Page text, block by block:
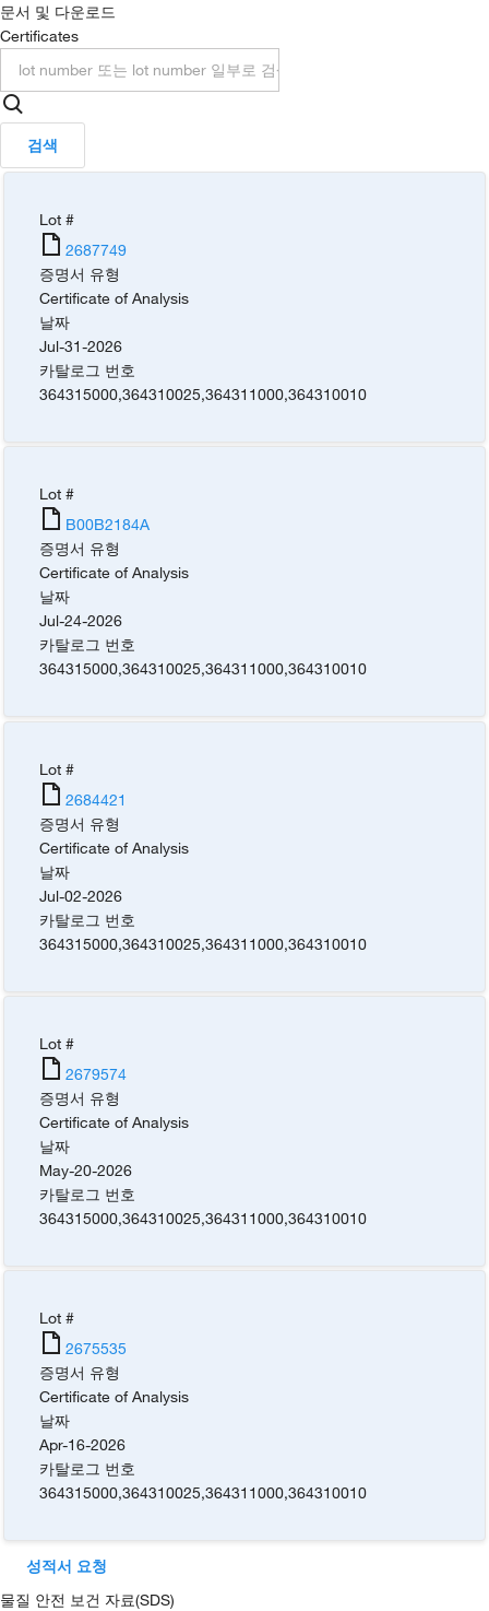
문서 및 다운로드
Certificates
검색
Lot #
2687749
증명서 유형
Certificate of Analysis
날짜
Jul-31-2026
카탈로그 번호
364315000,364310025,364311000,364310010
Lot #
B00B2184A
증명서 유형
Certificate of Analysis
날짜
Jul-24-2026
카탈로그 번호
364315000,364310025,364311000,364310010
Lot #
2684421
증명서 유형
Certificate of Analysis
날짜
Jul-02-2026
카탈로그 번호
364315000,364310025,364311000,364310010
Lot #
2679574
증명서 유형
Certificate of Analysis
날짜
May-20-2026
카탈로그 번호
364315000,364310025,364311000,364310010
Lot #
2675535
증명서 유형
Certificate of Analysis
날짜
Apr-16-2026
카탈로그 번호
364315000,364310025,364311000,364310010
성적서 요청
물질 안전 보건 자료(SDS)